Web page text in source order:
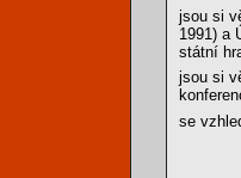
jsou si
1991) a
státní
jsou si
se